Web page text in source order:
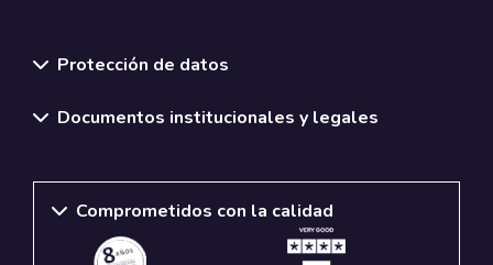
Protección de datos
Documentos institucionales y legales
Comprometidos con la calidad